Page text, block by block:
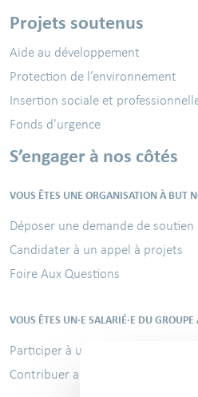
Projets soutenus
Aide au développement
Protection de l’environnement
Insertion sociale et
Fonds d'urgence
S’engager à nos côtés
VOUS ÊTES UNE ORGANISATION À BUT
Déposer une demande de soutien
Candidater à un appel à projets
Foire Aux Questions
VOUS ÊTES UN·E SALARIÉ·E DU GROUPE
Participer à une mission solidaire
Contribuer au Challenge sportif